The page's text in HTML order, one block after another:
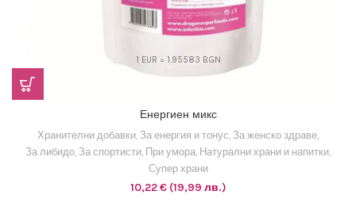
1 EUR = 1.95583 BGN
Енергиен микс
Хранителни добавки, За енергия и тонус, За женско здраве,
За либидо, За спортисти, При умора, Натурални храни и напитки,
Супер храни
10,22€(19,99 лв.)